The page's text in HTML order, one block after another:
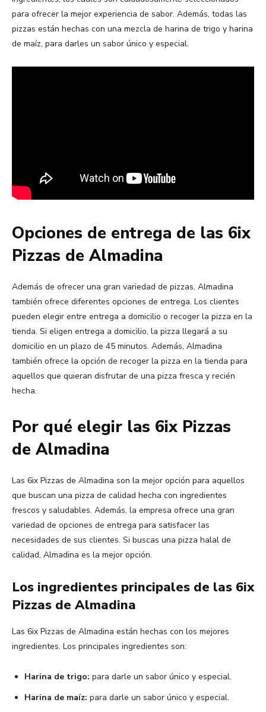
para ofrecer la mejor experiencia de sabor. Además, todas las
pizzas están hechas con una mezcla de harina de trigo y harina
de maíz, para darles un sabor único y especial.
Opciones de entrega de las 6ix
Pizzas de Almadina
Además de ofrecer una gran variedad de pizzas, Almadina
también ofrece diferentes opciones de entrega. Los clientes
pueden elegir entre entrega a domicilio o recoger la pizza en la
tienda. Si eligen entrega a domicilio, la pizza llegará a su
domicilio en un plazo de 45 minutos. Además, Almadina
también ofrece la opción de recoger la pizza en la tienda para
aquellos que quieran disfrutar de una pizza fresca y recién
hecha.
Por qué elegir las 6ix Pizzas
de Almadina
Las 6ix Pizzas de Almadina son la mejor opción para aquellos
que buscan una pizza de calidad hecha con ingredientes
frescos y saludables. Además, la empresa ofrece una gran
variedad de opciones de entrega para satisfacer las
necesidades de sus clientes. Si buscas una pizza halal de
calidad, Almadina es la mejor opción.
Los ingredientes principales de las 6ix
Pizzas de Almadina
Las 6ix Pizzas de Almadina están hechas con los mejores
ingredientes. Los principales ingredientes son:
Harina de trigo: para darle un sabor único y especial.
Harina de maíz: para darle un sabor único y especial.